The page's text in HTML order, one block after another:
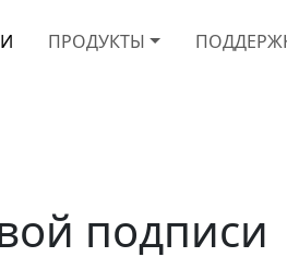
ПРОДУКТЫ
подписи